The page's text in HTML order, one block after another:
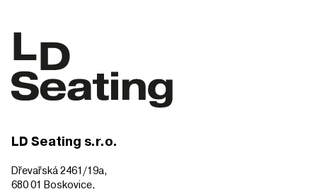
LD Seating s.r.o.
Dřevařská 2461/19a,
680 01 Boskovice,